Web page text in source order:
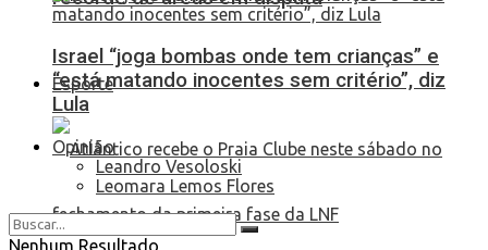
Esporte
Israel “joga bombas onde tem crianças” e
“está matando inocentes sem critério”, diz
Lula
Opinião
Leandro Vesoloski
Leomara Lemos Flores
Nenhum Resultado